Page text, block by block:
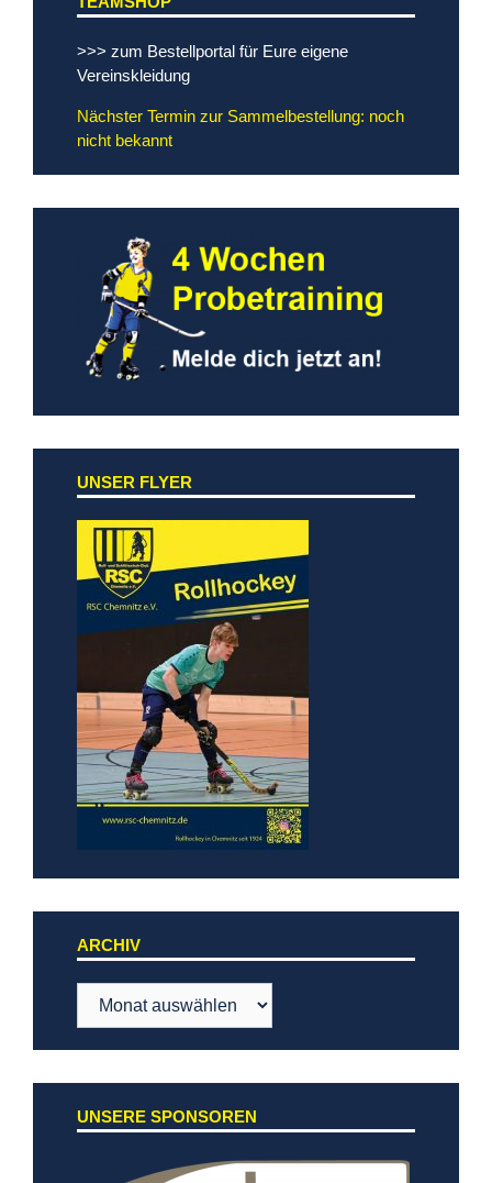
>>> zum Bestellportal für Eure eigene
Vereinskleidung
Nächster Termin zur Sammelbestellung: noch
nicht bekannt
UNSER FLYER
ARCHIV
Archiv
UNSERE SPONSOREN